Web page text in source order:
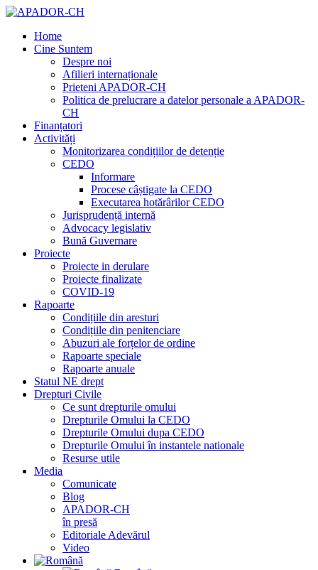
Home
Cine Suntem
Despre noi
Afilieri internaționale
Prieteni APADOR-CH
Politica de prelucrare a datelor personale a APADOR-
CH
Finanțatori
Activități
Monitorizarea condițiilor de detenție
CEDO
Informare
Procese câștigate la CEDO
Executarea hotărârilor CEDO
Jurisprudență internă
Advocacy legislativ
Bună Guvernare
Proiecte
Proiecte in derulare
Proiecte finalizate
COVID-19
Rapoarte
Condițiile din aresturi
Condițiile din penitenciare
Abuzuri ale forțelor de ordine
Rapoarte speciale
Rapoarte anuale
Statul NE drept
Drepturi Civile
Ce sunt drepturile omului
Drepturile Omului la CEDO
Drepturile Omului dupa CEDO
Drepturile Omului în instantele nationale
Resurse utile
Media
Comunicate
Blog
APADOR-CH
în presă
Editoriale Adevărul
Video